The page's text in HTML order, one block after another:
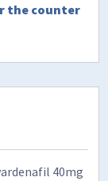
the counter
40mg